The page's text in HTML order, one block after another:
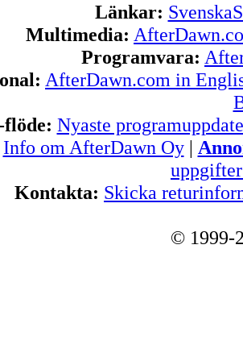
Länkar:
Multimedia:
Programvara:
AfterDawn.com in
flöde: Nyaste
Info om AfterDawn Oy|
Kontakta: Skicka
© 1999-